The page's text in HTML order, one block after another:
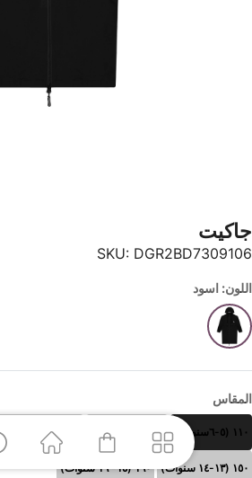
جاكيت
SKU: DGR2BD7309106
اللون: اسود
المقاس
١١٠ (٥-٦سنوات) ١٢٠ (٧-٨سنوات)
١٥٠ (١٣-١٤ سنوات) ١٦٠ (١٥- ١٦ سنوات)